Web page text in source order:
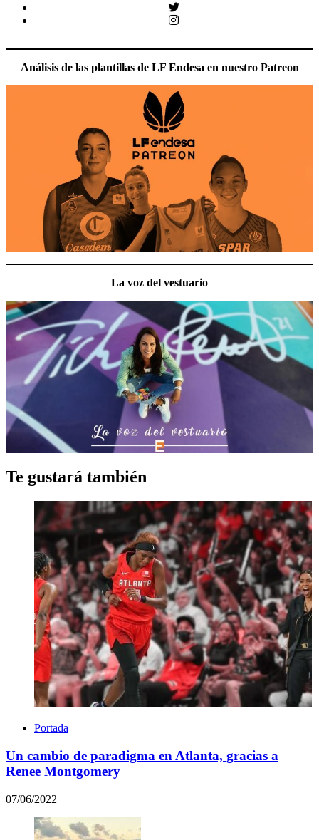
Twitter
Instagram
Análisis de las plantillas de LF Endesa en nuestro Patreon
La voz del vestuario
Te gustará también
Portada
Un cambio de paradigma en Atlanta, gracias a
Renee Montgomery
07/06/2022